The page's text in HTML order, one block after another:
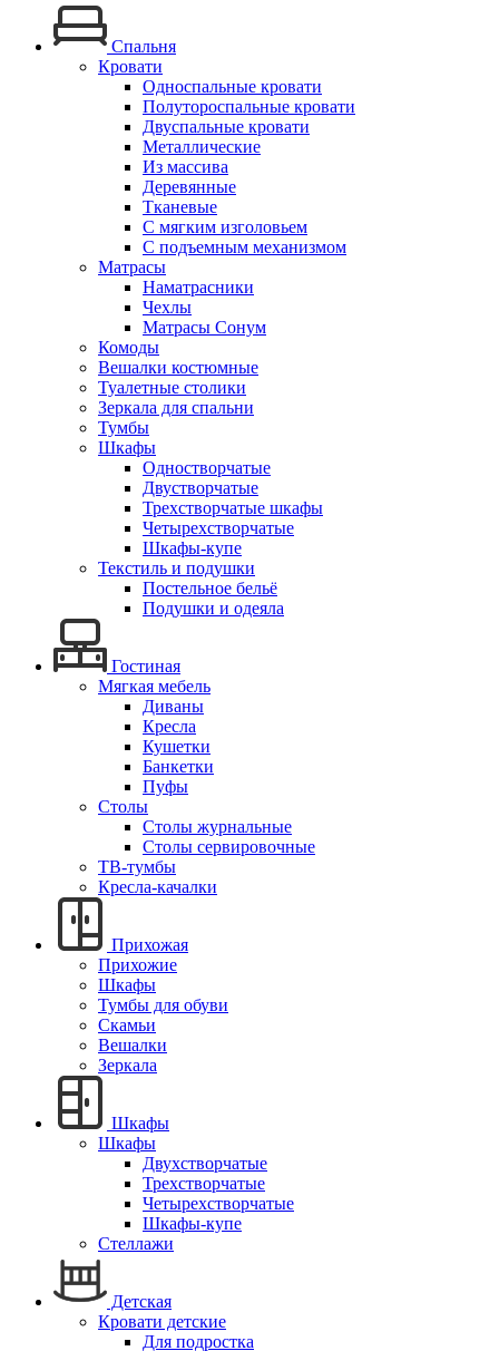
Спальня
Кровати
Односпальные кровати
Полутороспальные кровати
Двуспальные кровати
Металлические
Из массива
Деревянные
Тканевые
С мягким изголовьем
С подъемным механизмом
Матрасы
Наматрасники
Чехлы
Матрасы Сонум
Комоды
Вешалки костюмные
Туалетные столики
Зеркала для спальни
Тумбы
Шкафы
Одностворчатые
Двустворчатые
Трехстворчатые шкафы
Четырехстворчатые
Шкафы-купе
Текстиль и подушки
Постельное бельё
Подушки и одеяла
Гостиная
Мягкая мебель
Диваны
Кресла
Кушетки
Банкетки
Пуфы
Столы
Столы журнальные
Столы сервировочные
ТВ-тумбы
Кресла-качалки
Прихожая
Прихожие
Шкафы
Тумбы для обуви
Скамьи
Вешалки
Зеркала
Шкафы
Шкафы
Двухстворчатые
Трехстворчатые
Четырехстворчатые
Шкафы-купе
Стеллажи
Детская
Кровати детские
Для подростка